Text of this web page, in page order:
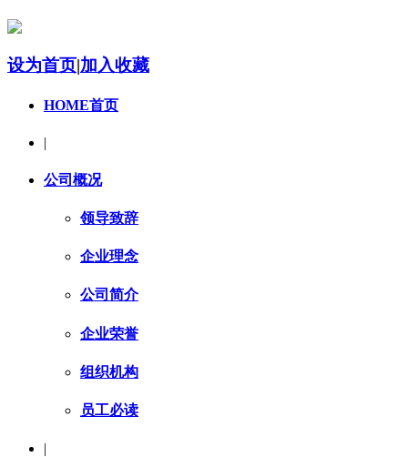
设为首页|加入收藏
HOME首页
|
公司概况
领导致辞
企业理念
公司简介
企业荣誉
组织机构
员工必读
|